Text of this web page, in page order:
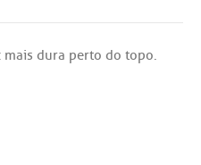
mais dura perto do topo.